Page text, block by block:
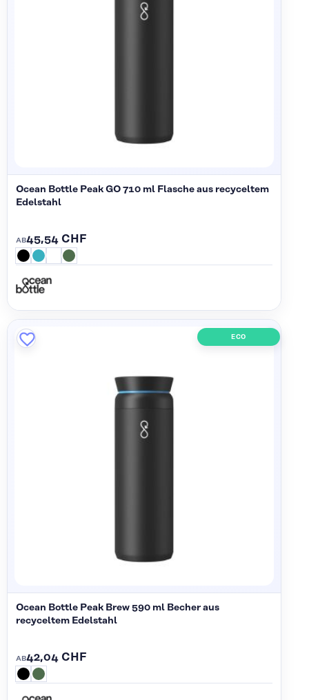
Ocean Bottle Peak GO 710 ml Flasche aus recyceltem
Edelstahl
AB45,54 CHF
ECO
Ocean Bottle Peak Brew 590 ml Becher aus
recyceltem Edelstahl
AB42,04 CHF